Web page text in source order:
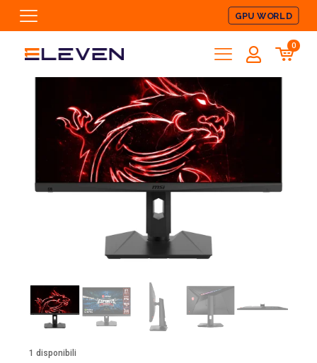
GPU WORLD
0
1 disponibili